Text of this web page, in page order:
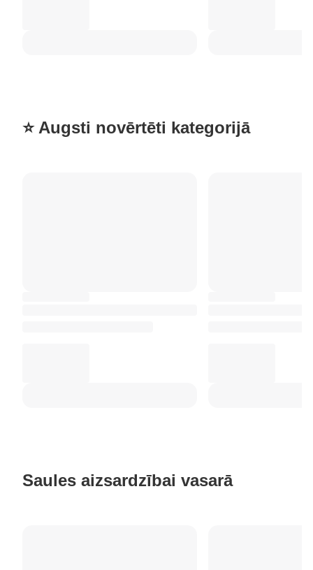
⭐ Augsti novērtēti kategorijā
Saules aizsardzībai vasarā